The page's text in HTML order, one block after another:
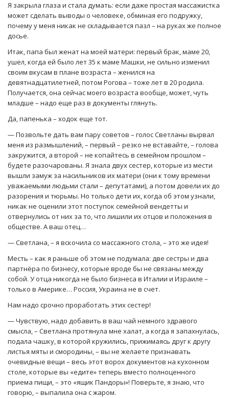
Я закрыла глаза и стала думать: если даже простая массажистка
может сделать выводы о человеке, обминая его подружку,
почему у меня никак не складывается пазл – на руках же полное
досье.
Итак, папа был женат на моей матери: первый брак, маме 20,
ушел, когда ей было лет 35 к маме Машки, не сильно изменил
своим вкусам в плане возраста – женился на
девятнадцатилетней, потом Рогова – тоже лет в 20 родила.
Получается, она сейчас моего возраста вообще, может, чуть
младше – надо еще раз в документы глянуть.
Да, папенька – ходок еще тот.
— Позвольте дать вам пару советов – голос Светланы вырвал
меня из размышлений, – первый – резко не вставайте, – голова
закружится, а второй – не копайтесь в семейном прошлом –
будете разочарованы. Я знала двух сестер, которые из мести
вышли замуж за насильников их матери (они к тому времени
уважаемыми людьми стали – депутатами), а потом довели их до
разорения и тюрьмы. Но только дети их, когда об этом узнали,
никак не оценили этот поступок семейной вендетты и
отвернулись от них за то, что лишили их отцов и положения в
обществе. А ваш отец…
— Светлана, – я вскочила со массажного стола, – это же идея!
Месть – как я раньше об этом не подумала: две сестры и два
партнёра по бизнесу, которые вроде бы не связаны между
собой. У отца никогда не было бизнеса в Италии и Израиле –
только в Америке… Россия, Украина не в счет.
Нам надо срочно проработать этих сестер!
— Чувствую, надо добавить в ваш чай немного здравого
смысла, – Светлана протянула мне халат, а когда я запахнулась,
подала чашку, в которой кружились, прижимаясь друг к другу
листья мяты и смородины, – вы не желаете признавать
очевидные вещи – весь этот ворох документов на кухонном
столе, которые вы «едите» теперь вместо полноценного
приема пищи, – это «ящик Пандоры»! Поверьте, я знаю, что
говорю, – выпалила она с жаром.